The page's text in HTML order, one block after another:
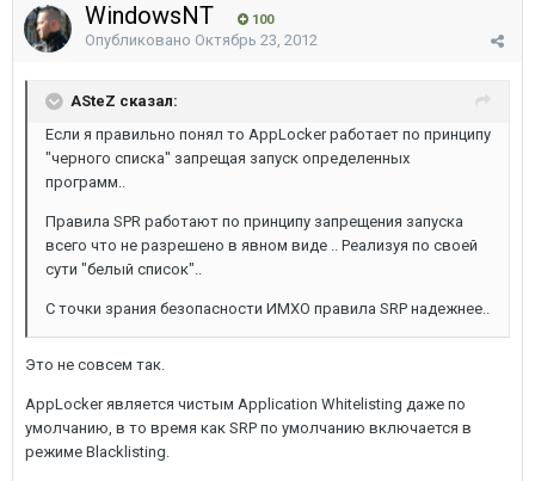
WindowsNT 100
Опубликовано Октябрь 23, 2012
ASteZ сказал:
Если я правильно понял то AppLocker работает по принципу
"черного списка" запрещая запуск определенных
программ..
Правила SPR работают по принципу запрещения запуска
всего что не разрешено в явном виде .. Реализуя по своей
сути "белый список"..
С точки зрания безопасности ИМХО правила SRP надежнее..
Это не совсем так.
AppLocker является чистым Application Whitelisting даже по
умолчанию, в то время как SRP по умолчанию включается в
режиме Blacklisting.